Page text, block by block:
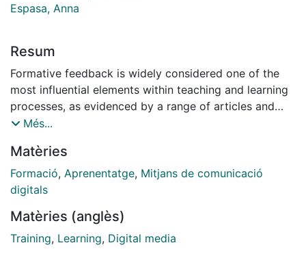
Espasa, Anna
Resum
Formative feedback is widely considered one of the
most influential elements within teaching and learning
processes, as evidenced by a range of articles and
reviews conducted primarily in face-toface
DeNisi, 1998; Hattie & Timperley, 2007; Kulhavy &
Stock, 1989; Mory, 2004; Narciss & Huth, 2004; Shute,
2008). A review of the literature shows that feedback
learning viewpoints. Different psychological
perspectives -objectivism, information processing,
Més...
Matèries
Formació, Aprenentatge, Mitjans de comunicació
digitals
Matèries (anglès)
Training, Learning, Digital media